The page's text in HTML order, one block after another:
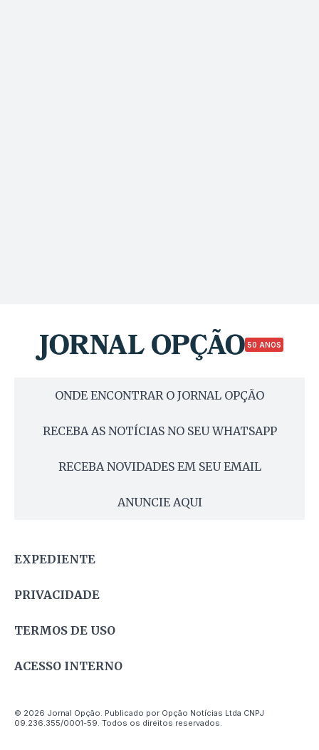
50 ANOS
ONDE ENCONTRAR O JORNAL OPÇÃO
RECEBA AS NOTÍCIAS NO SEU WHATSAPP
RECEBA NOVIDADES EM SEU EMAIL
ANUNCIE AQUI
EXPEDIENTE
PRIVACIDADE
TERMOS DE USO
ACESSO INTERNO
© 2026 Jornal Opção. Publicado por Opção Notícias Ltda CNPJ
09.236.355/0001-59. Todos os direitos reservados.